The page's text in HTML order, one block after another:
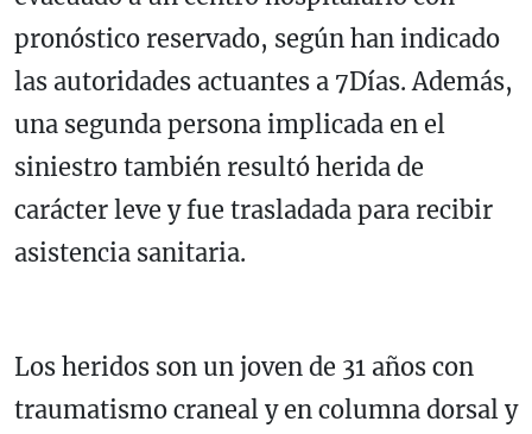
pronóstico reservado, según han indicado
las autoridades actuantes a 7Días. Además,
una segunda persona implicada en el
siniestro también resultó herida de
carácter leve y fue trasladada para recibir
asistencia sanitaria.
Los heridos son un joven de 31 años con
traumatismo craneal y en columna dorsal y